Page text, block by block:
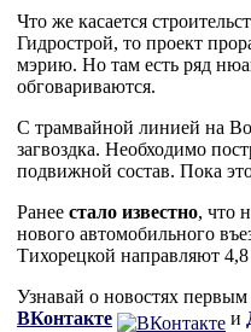
Что же касается
Гидрострой, то проект
мэрию. Но там есть ряд
обговариваются.
С трамвайной линией на
загвоздка. Необходимо
подвижной состав. Пока
Ранее стало известно, что
нового автомобильного
Тихорецкой направляют
Узнавай о новостях первым
ВКонтакте
и